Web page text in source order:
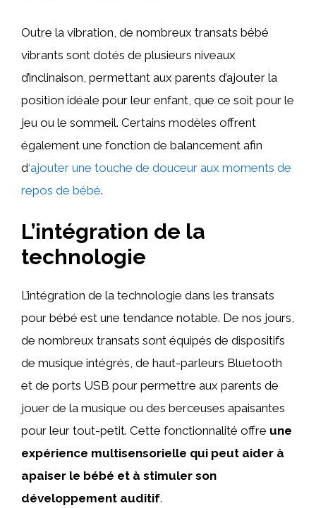
Outre la vibration, de nombreux transats bébé
vibrants sont dotés de plusieurs niveaux
d’inclinaison, permettant aux parents d’ajouter la
position idéale pour leur enfant, que ce soit pour le
jeu ou le sommeil. Certains modèles offrent
également une fonction de balancement afin
d‘ajouter une touche de douceur aux moments de
repos de bébé.
L’intégration de la
technologie
L’intégration de la technologie dans les transats
pour bébé est une tendance notable. De nos jours,
de nombreux transats sont équipés de dispositifs
de musique intégrés, de haut-parleurs Bluetooth
et de ports USB pour permettre aux parents de
jouer de la musique ou des berceuses apaisantes
pour leur tout-petit. Cette fonctionnalité offre une
expérience multisensorielle qui peut aider à
apaiser le bébé et à stimuler son
développement auditif.